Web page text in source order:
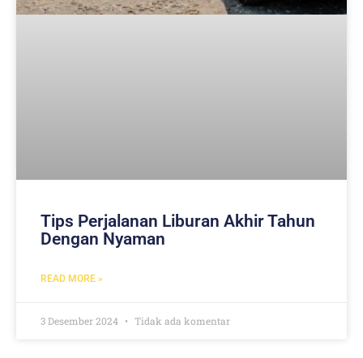
Tips Perjalanan Liburan Akhir Tahun
Dengan Nyaman
READ MORE »
3 Desember 2024 Tidak ada komentar